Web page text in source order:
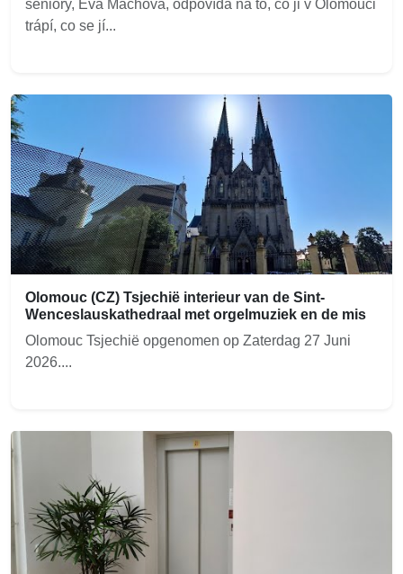
seniory, Eva Machová, odpovídá na to, co ji v Olomouci
trápí, co se jí...
Olomouc (CZ) Tsjechië interieur van de Sint-
Wenceslauskathedraal met orgelmuziek en de mis
Olomouc Tsjechië opgenomen op Zaterdag 27 Juni
2026....